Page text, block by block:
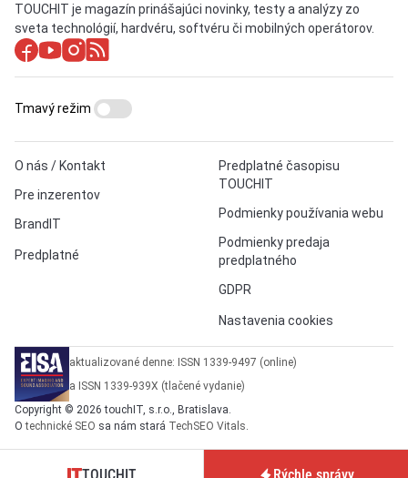
TOUCHIT je magazín prinášajúci novinky, testy a analýzy zo
sveta technológií, hardvéru, softvéru či mobilných operátorov.
O nás / Kontakt
Pre inzerentov
BrandIT
Predplatné
Predplatné časopisu
TOUCHIT
Podmienky používania webu
Podmienky predaja
predplatného
GDPR
Nastavenia cookies
Tmavý režim
aktualizované denne: ISSN 1339-9497 (online)
a ISSN 1339-939X (tlačené vydanie)
Copyright © 2026 touchIT, s.r.o., Bratislava.
Otechnické SEO sa nám stará TechSEO Vitals.